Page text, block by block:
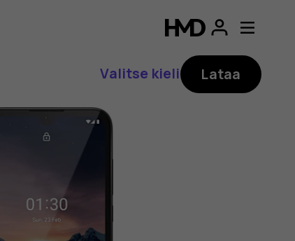
Valitse kieli Lataa